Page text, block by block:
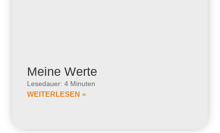
Meine Werte
Lesedauer: 4 Minuten
WEITERLESEN »